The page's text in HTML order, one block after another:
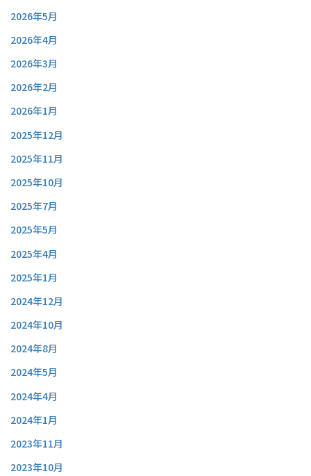
2026年5月
2026年4月
2026年3月
2026年2月
2026年1月
2025年12月
2025年11月
2025年10月
2025年7月
2025年5月
2025年4月
2025年1月
2024年12月
2024年10月
2024年8月
2024年5月
2024年4月
2024年1月
2023年11月
2023年10月